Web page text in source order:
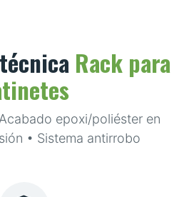
Rack para
epoxi/poliéster en
• Sistema antirrobo